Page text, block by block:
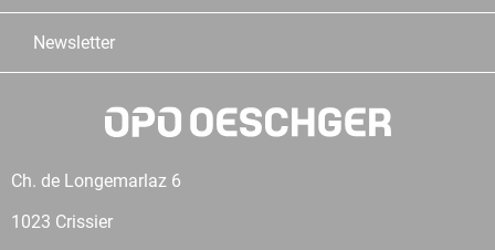
Newsletter
Ch. de Longemarlaz 6
1023 Crissier